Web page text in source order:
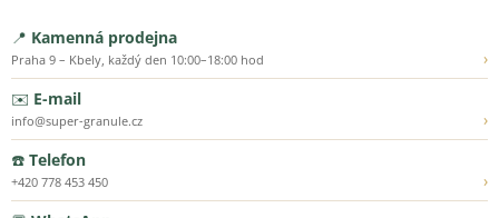
📍 Kamenná prodejna
Praha 9 – Kbely, každý den 10:00–18:00 hod
›
✉️ E-mail
info@super-granule.cz
›
☎️ Telefon
+420 778 453 450
›